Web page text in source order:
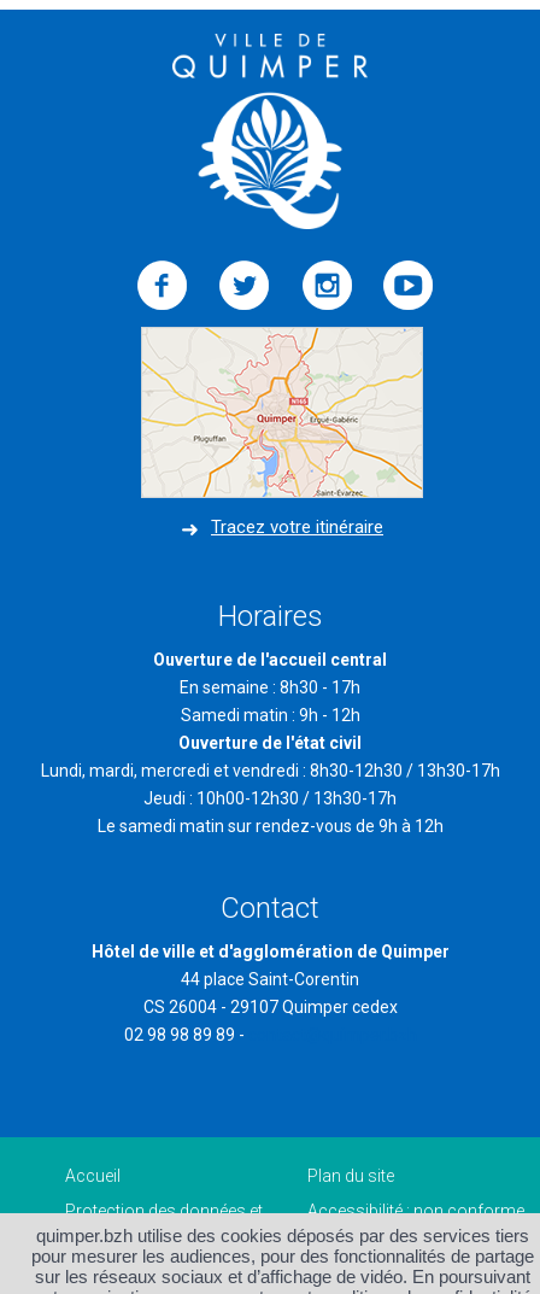
Tracez votre itinéraire
Horaires
Ouverture de l'accueil central
En semaine : 8h30 - 17h
Samedi matin : 9h - 12h
Ouverture de l'état civil
Lundi, mardi, mercredi et vendredi : 8h30-12h30 / 13h30-17h
Jeudi : 10h00-12h30 / 13h30-17h
Le samedi matin sur rendez-vous de 9h à 12h
Contact
Hôtel de ville et d'agglomération de Quimper
44 place Saint-Corentin
CS 26004 - 29107 Quimper cedex
02 98 98 89 89 -
Accueil
Plan du site
Protection des données et
gestion des cookies
Accessibilité : non conforme
Mentions légales et crédits
Contact
quimper.bzh utilise des cookies déposés par des services tiers
pour mesurer les audiences, pour des fonctionnalités de partage
sur les réseaux sociaux et d’affichage de vidéo. En poursuivant